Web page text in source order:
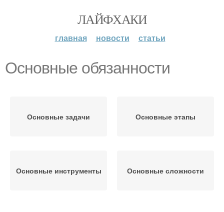
ЛАЙФХАКИ
главная новости статьи
Основные обязанности
Основные задачи Основные этапы
Основные инструменты Основные сложности